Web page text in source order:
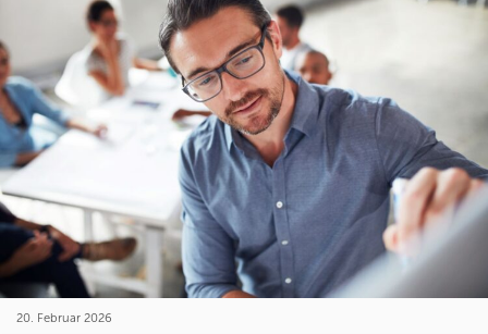
20. Februar 2026